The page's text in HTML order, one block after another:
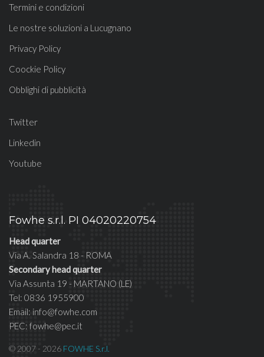
Termini e condizioni
Le nostre soluzioni a Lucugnano
Privacy Policy
Coockie Policy
Obblighi di pubblicità
Twitter
Linkedin
Youtube
Fowhe s.r.l. PI 04020220754
Head quarter
Via A. Salandra 18 - ROMA
Secondary head quarter
Via Assunta 19 - MARTANO (LE)
Tel: 0836 1955900
Email: info@fowhe.com
PEC: fowhe@pec.it
© 2007 - 2026 FOWHE S.r.l.